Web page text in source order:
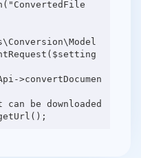
>convertDocumen
can be downloaded